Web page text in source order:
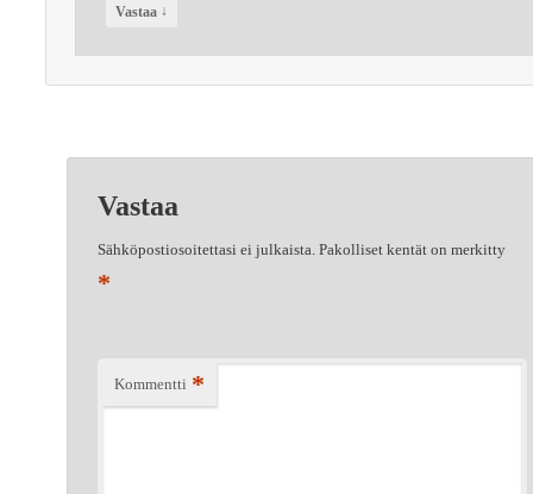
Vastaa ↓
Vastaa
Sähköpostiosoitettasi ei julkaista. Pakolliset kentät on merkitty
*
Kommentti *